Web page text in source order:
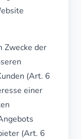
Zwecke der
(Art. 6
einer
(Art. 6